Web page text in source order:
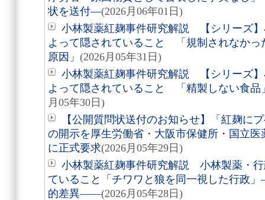
状を送付―(2026月06年01日)
小林製薬紅麹事件研究解説 【シリーズ
よって隠されていること 「規制されなかっ
原因」 (2026月05年31日)
小林製薬紅麹事件研究解説 【シリーズ
よって隠されていること 「精製しない食品
月05年30日)
【公開質問状送付のお知らせ】「紅麹に
の開示を厚生労働省・大阪市保健所・国立
に正式要求(2026月05年29日)
小林製薬紅麹事件研究解説 小林製薬・
ていること「チワワと狼を同一視した行政
的差異――(2026月05年28日)